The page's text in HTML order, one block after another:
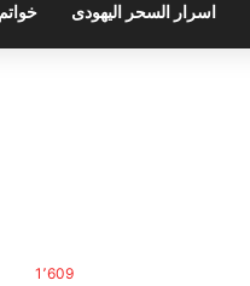
اسرار السحر اليهودى
1٬609